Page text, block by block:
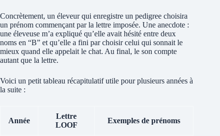
Concrètement, un éleveur qui enregistre un pedigree choisira
un prénom commençant par la lettre imposée. Une anecdote :
une éleveuse m’a expliqué qu’elle avait hésité entre deux
noms en “B” et qu’elle a fini par choisir celui qui sonnait le
mieux quand elle appelait le chat. Au final, le son compte
autant que la lettre.
Voici un petit tableau récapitulatif utile pour plusieurs années à
la suite :
Année
Lettre
LOOF
Exemples de prénoms